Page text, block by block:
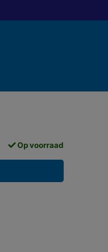
Op voorraad